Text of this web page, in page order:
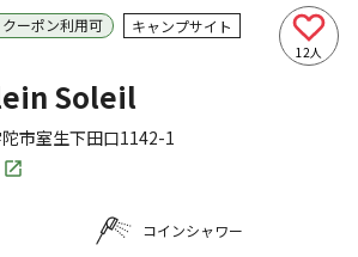
クーポン利用可 キャンプサイト
12人
Soleil
市室生下田口1142-1
コインシャワー